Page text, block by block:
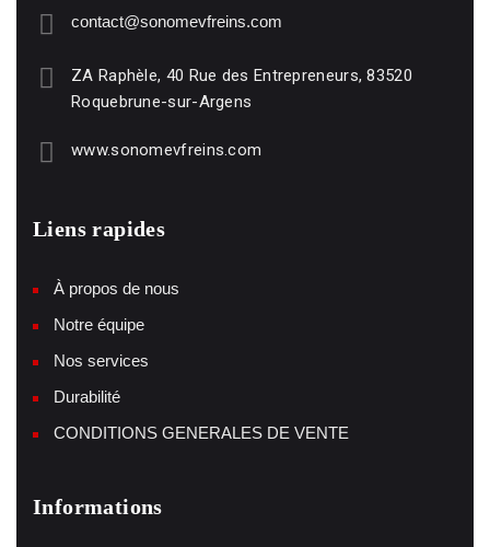
contact@sonomevfreins.com
ZA Raphèle, 40 Rue des Entrepreneurs, 83520
Roquebrune-sur-Argens
www.sonomevfreins.com
Liens rapides
À propos de nous
Notre équipe
Nos services
Durabilité
CONDITIONS GENERALES DE VENTE
Informations